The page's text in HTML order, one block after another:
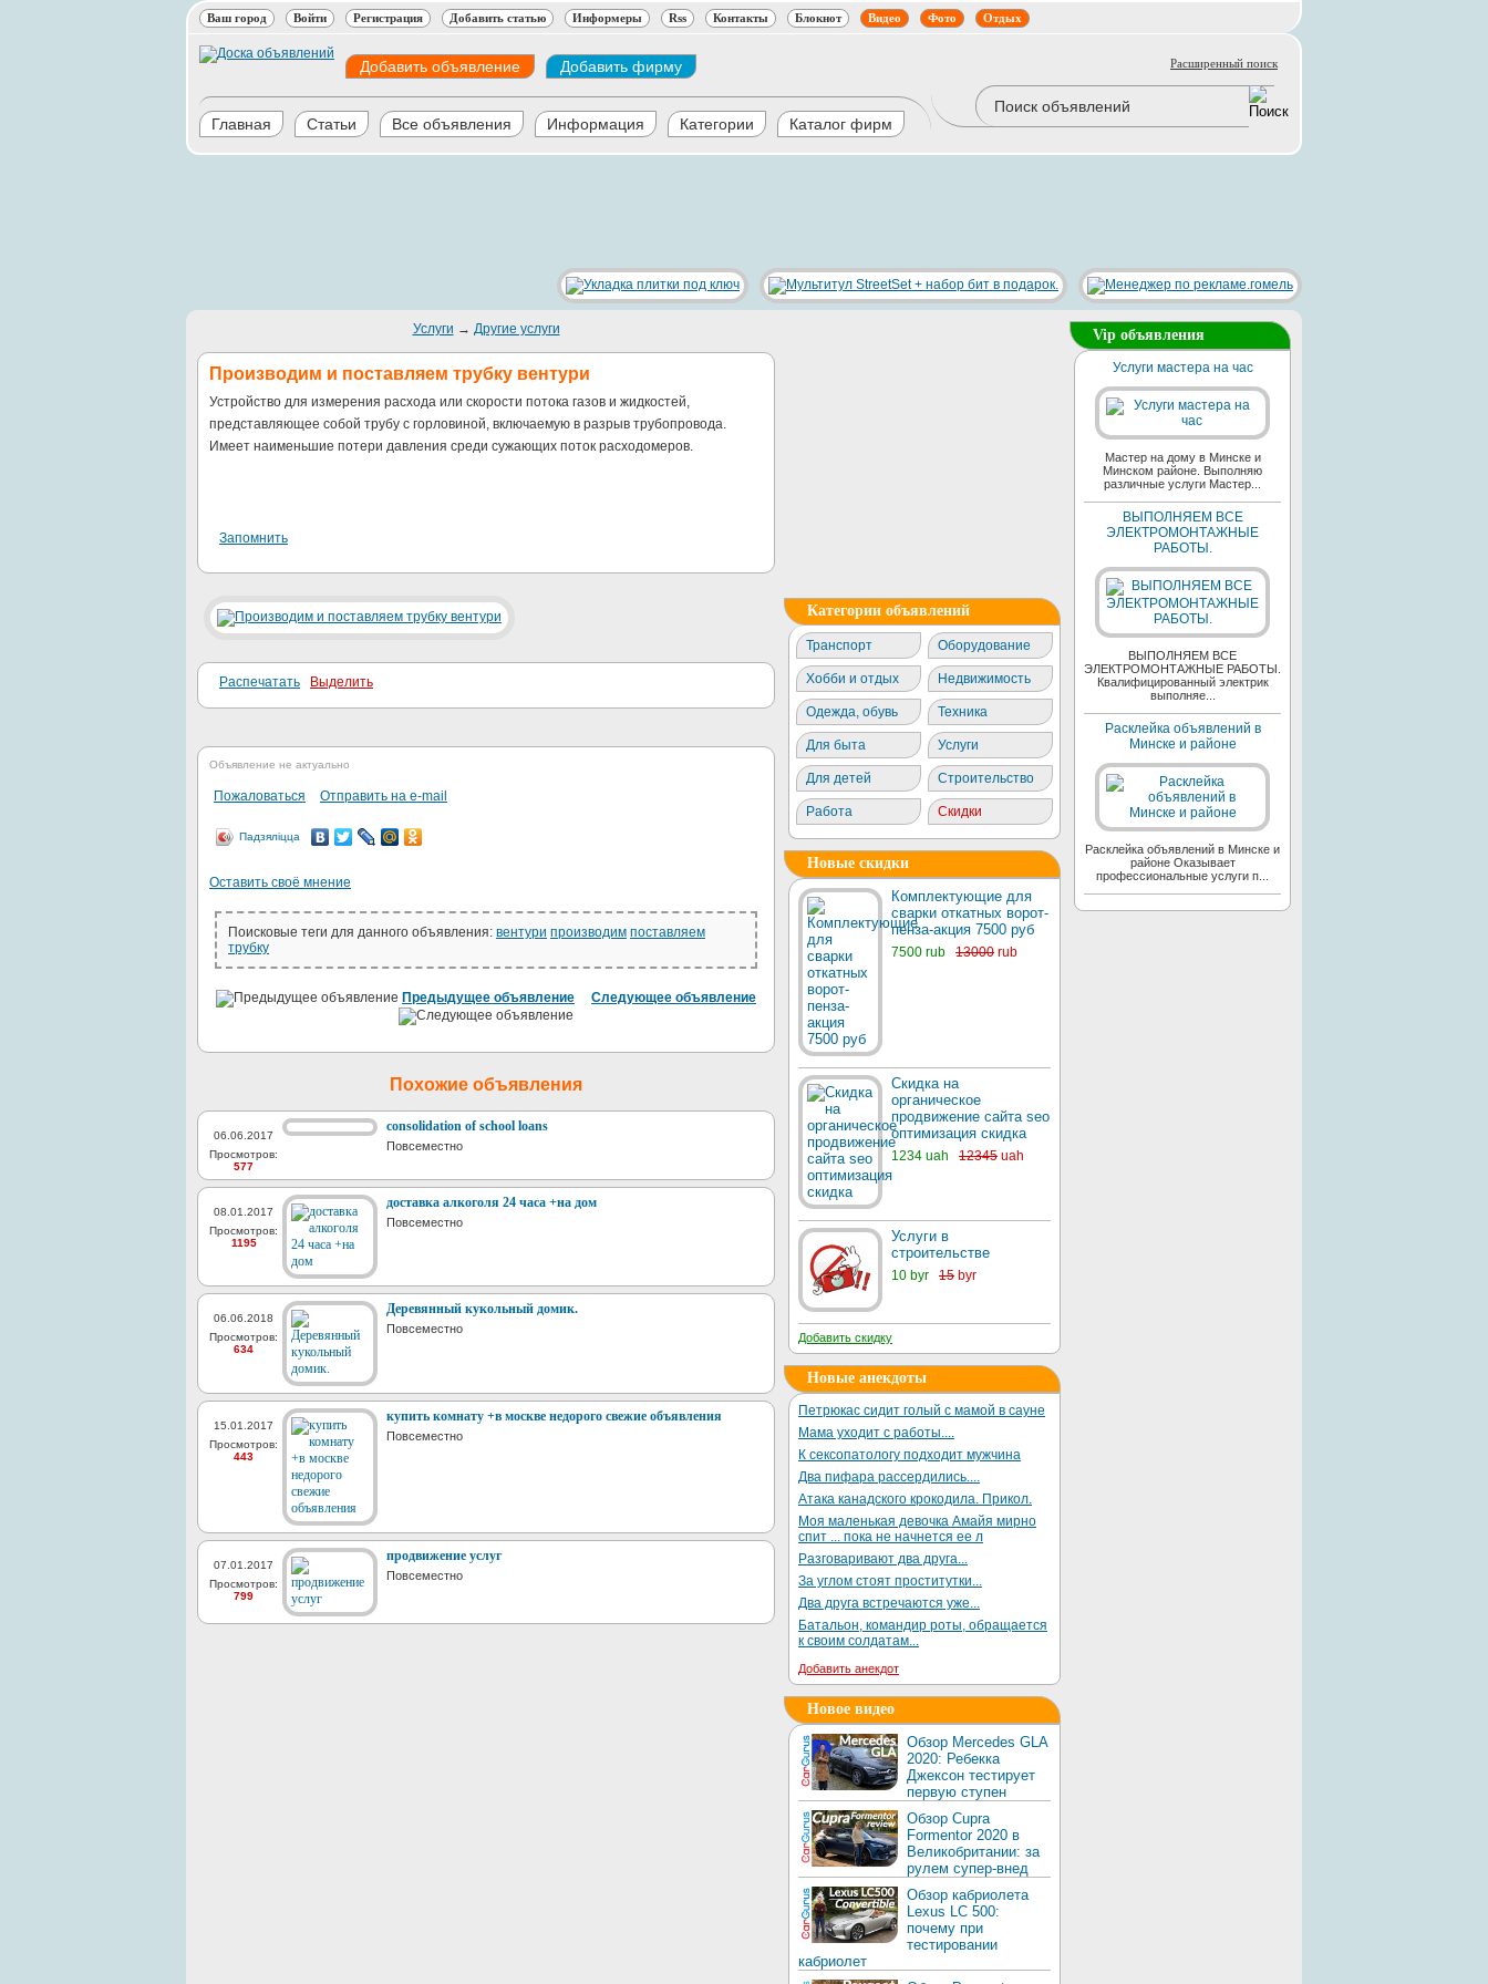
Ваш город Войти Регистрация Добавить статью Информеры Rss Контакты Блокнот Видео Фото Отдых
Добавить объявление Добавить фирму Расширенный поиск
Главная Статьи Все объявления Информация Категории Каталог фирм
Услуги → Другие услуги
Производим и поставляем трубку вентури
Устройство для измерения расхода или скорости потока газов и жидкостей,
представляющее собой трубу с горловиной, включаемую в разрыв трубопровода.
Имеет наименьшие потери давления среди сужающих поток расходомеров.
Запомнить
Распечатать Выделить
Объявление не актуально
Пожаловаться Отправить на e-mail
Падзяліцца
Оставить своё мнение
Поисковые теги для данного объявления: вентури производим поставляем
трубку
Предыдущее объявление Следующее объявление
Похожие объявления
06.06.2017
Просмотров:
577
consolidation of school loans
Повсеместно
08.01.2017
Просмотров:
1195
доставка алкоголя 24 часа +на дом
Повсеместно
06.06.2018
Просмотров:
634
Деревянный кукольный домик.
Повсеместно
15.01.2017
Просмотров:
443
купить комнату +в москве недорого свежие объявления
Повсеместно
07.01.2017
Просмотров:
799
продвижение услуг
Повсеместно
Категории объявлений
Транспорт Оборудование
Хобби и отдых Недвижимость
Одежда, обувь Техника
Для быта Услуги
Для детей Строительство
Работа Скидки
Новые скидки
Комплектующие для
сварки откатных ворот-
пенза-акция 7500 руб
7500 rub 13000 rub
Скидка на
органическое
продвижение сайта seo
оптимизация скидка
1234 uah 12345 uah
Услуги в
строительстве
10 byr 15 byr
Добавить скидку
Новые анекдоты
Петрюкас сидит голый с мамой в сауне
Мама уходит с работы....
К сексопатологу подходит мужчина
Два пифара рассердились....
Атака канадского крокодила. Прикол.
Моя маленькая девочка Амайя мирно
спит ... пока не начнется ее л
Разговаривают два друга...
За углом стоят проститутки...
Два друга встречаются уже...
Батальон, командир роты, обращается
к своим солдатам...
Добавить анекдот
Новое видео
Обзор Mercedes GLA
2020: Ребекка
Джексон тестирует
первую ступен
Обзор Cupra
Formentor 2020 в
Великобритании: за
рулем супер-внед
Обзор кабриолета
Lexus LC 500:
почему при
тестировании
кабриолет
Vip объявления
Услуги мастера на час
Мастер на дому в Минске и
Минском районе. Выполняю
различные услуги Мастер...
ВЫПОЛНЯЕМ ВСЕ
ЭЛЕКТРОМОНТАЖНЫЕ
РАБОТЫ.
ВЫПОЛНЯЕМ ВСЕ
ЭЛЕКТРОМОНТАЖНЫЕ РАБОТЫ.
Квалифицированный электрик
выполняе...
Расклейка объявлений в
Минске и районе
Расклейка объявлений в Минске и
районе Оказывает
профессиональные услуги п...